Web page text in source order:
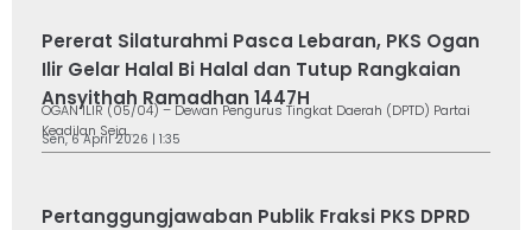
Pererat Silaturahmi Pasca Lebaran, PKS Ogan
Ilir Gelar Halal Bi Halal dan Tutup Rangkaian
Ansyithah Ramadhan 1447H
OGAN ILIR (05/04) – Dewan Pengurus Tingkat Daerah (DPTD) Partai
Keadilan Seja...
Sen, 6 April 2026 | 1:35
Pertanggungjawaban Publik Fraksi PKS DPRD